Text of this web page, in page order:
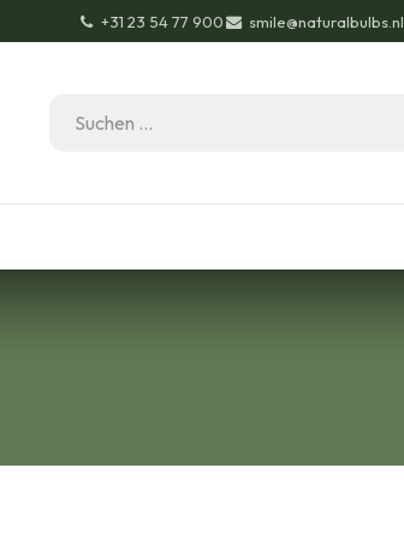
+31 23 54 77 900 smile@naturalbulbs.nl